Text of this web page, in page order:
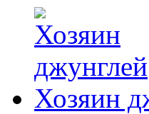
Хозяин